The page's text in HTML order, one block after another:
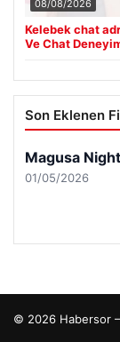
08/08/2026
Kelebek chat
Ve Chat
Son Eklenen
Magusa
01/05/2026
© 2026 Habersor